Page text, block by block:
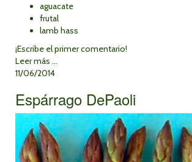
aguacate
frutal
lamb hass
¡Escribe el primer comentario!
Leer más ...
11/06/2014
Espárrago DePaoli